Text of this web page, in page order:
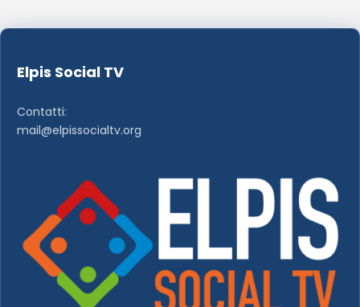
Elpis Social TV
Contatti:
mail@elpissocialtv.org